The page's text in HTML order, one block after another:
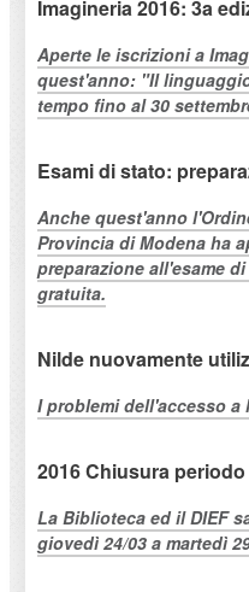
Imagineria 2016: 3a
Aperte le iscrizioni a
quest'anno: "Il
tempo fino al 30
Esami di stato:
Anche quest'anno
Provincia di Modena ha
preparazione all'esame
gratuita.
Nilde nuovamente
I problemi dell'accesso
2016 Chiusura
La Biblioteca ed il DIEF
giovedì 24/03 a martedì